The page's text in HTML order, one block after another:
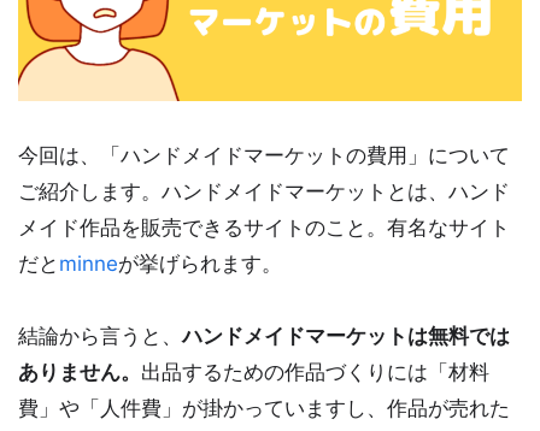
今回は、「ハンドメイドマーケットの費用」について
ご紹介します。ハンドメイドマーケットとは、ハンド
メイド作品を販売できるサイトのこと。有名なサイト
だと minneが挙げられます。
結論から言うと、ハンドメイドマーケットは無料では
ありません。 出品するための作品づくりには「材料
費」や「人件費」が掛かっていますし、作品が売れた